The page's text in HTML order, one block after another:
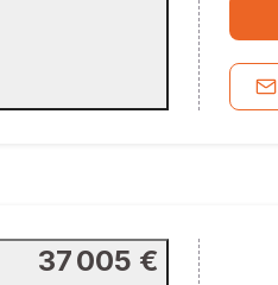
37 005 €